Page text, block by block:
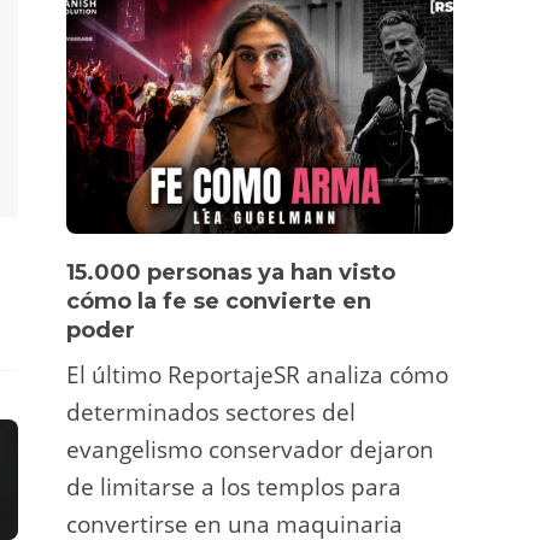
15.000 personas ya han visto
cómo la fe se convierte en
poder
El último ReportajeSR analiza cómo
determinados sectores del
evangelismo conservador dejaron
de limitarse a los templos para
convertirse en una maquinaria